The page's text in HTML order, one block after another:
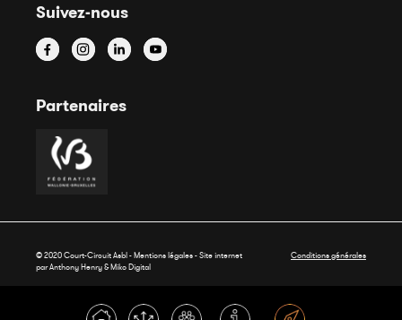
Suivez-nous
Partenaires
© 2020 Court-Circuit Asbl - Mentions légales - Site internet
par Anthony Henry &Miko Digital
Conditions générales